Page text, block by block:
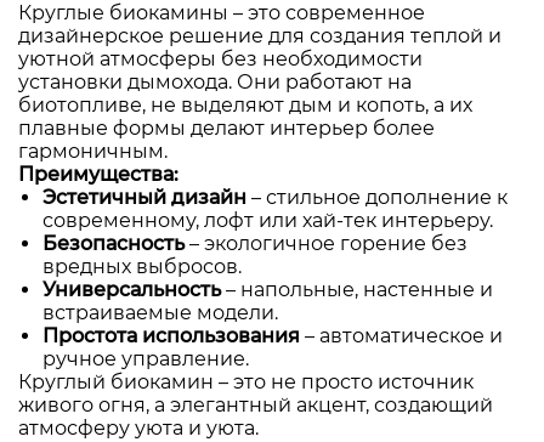
Круглые биокамины – это современное
дизайнерское решение для создания теплой и
уютной атмосферы без необходимости
установки дымохода. Они работают на
биотопливе, не выделяют дым и копоть, а их
плавные формы делают интерьер более
гармоничным.
Преимущества:
Эстетичный дизайн – стильное дополнение к
современному, лофт или хай-тек интерьеру.
Безопасность– экологичное горение без
вредных выбросов.
Универсальность– напольные, настенные и
встраиваемые модели.
Простота использования – автоматическое и
ручное управление.
Круглый биокамин – это не просто источник
живого огня, а элегантный акцент, создающий
атмосферу уюта и уюта.